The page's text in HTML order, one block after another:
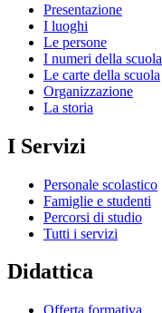
Presentazione
I luoghi
Le persone
I numeri della scuola
Le carte della scuola
Organizzazione
La storia
I Servizi
Personale scolastico
Famiglie e studenti
Percorsi di studio
Tutti i servizi
Didattica